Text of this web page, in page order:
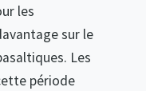
les
sur le
Les
période